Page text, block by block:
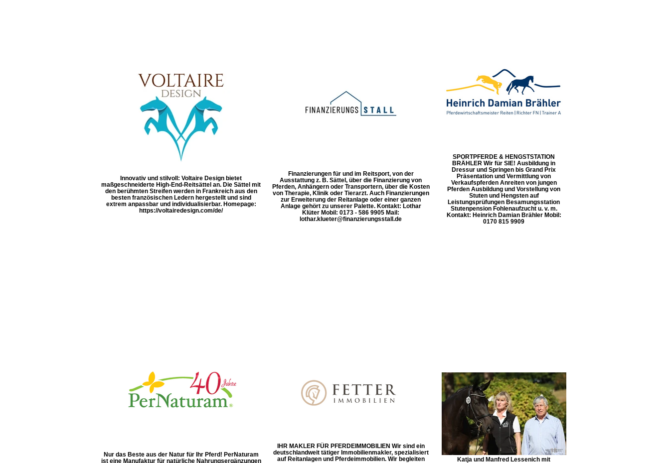
Innovativ und stilvoll: Voltaire Design bietet
maßgeschneiderte High-End-Reitsättel an. Die Sättel mit
den berühmten Streifen werden in Frankreich aus den
besten französischen Ledern hergestellt und sind
extrem anpassbar und individualisierbar. Homepage:
https://voltairedesign.com/de/
Finanzierungen für und im Reitsport, von der
Ausstattung z. B. Sättel, über die Finanzierung von
Pferden, Anhängern oder Transportern, über die Kosten
von Therapie, Klinik oder Tierarzt. Auch Finanzierungen
zur Erweiterung der Reitanlage oder einer ganzen
Anlage gehört zu unserer Palette. Kontakt: Lothar
Klüter Mobil: 0173 - 586 9905 Mail:
lothar.klueter@finanzierungsstall.de
SPORTPFERDE & HENGSTSTATION
BRÄHLER Wir für SIE! Ausbildung in
Dressur und Springen bis Grand Prix
Präsentation und Vermittlung von
Verkaufspferden Anreiten von jungen
Pferden Ausbildung und Vorstellung von
Stuten und Hengsten auf
Leistungsprüfungen Besamungsstation
Stutenpension Fohlenaufzucht u. v. m.
Kontakt: Heinrich Damian Brähler Mobil:
0170 815 9909
Nur das Beste aus der Natur für Ihr Pferd! PerNaturam
ist eine Manufaktur für natürliche Nahrungsergänzungen
IHR MAKLER FÜR PFERDEIMMOBILIEN Wir sind ein
deutschlandweit tätiger Immobilienmakler, spezialisiert
auf Reitanlagen und Pferdeimmobilien. Wir begleiten
Katja und Manfred Lessenich mit